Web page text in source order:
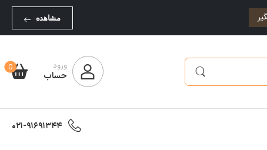
مشاهده
ورود
حساب
0
021-91691344